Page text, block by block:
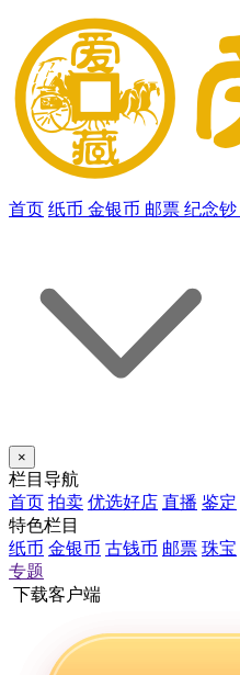
首页 纸币 金银币 邮票 纪念钞
×
栏目导航
首页 拍卖 优选好店 直播 鉴定
特色栏目
纸币 金银币 古钱币 邮票 珠宝
专题
下载客户端